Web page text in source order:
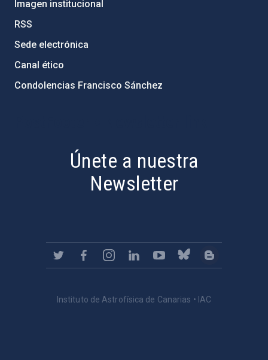
Imagen institucional
RSS
Sede electrónica
Canal ético
Condolencias Francisco Sánchez
Únete a nuestra
Newsletter
Instituto de Astrofísica de Canarias • IAC